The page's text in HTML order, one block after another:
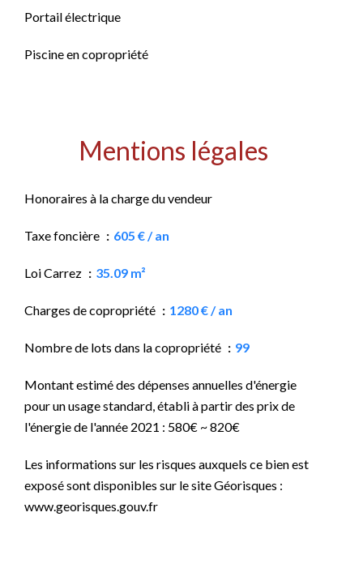
Portail électrique
Piscine en copropriété
Mentions légales
Honoraires à la charge du vendeur
Taxe foncière 605 € / an
Loi Carrez 35.09 m²
Charges de copropriété 1280 € / an
Nombre de lots dans la copropriété 99
Montant estimé des dépenses annuelles d'énergie
pour un usage standard, établi à partir des prix de
l'énergie de l'année 2021 : 580€ ~ 820€
Les informations sur les risques auxquels ce bien est
exposé sont disponibles sur le site Géorisques :
www.georisques.gouv.fr